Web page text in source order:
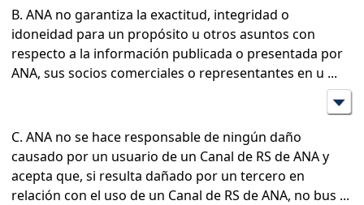
B. ANA no garantiza la exactitud, integridad o
idoneidad para un propósito u otros asuntos con
respecto a la información publicada o presentada por
ANA, sus socios comerciales o representantes en u ...
C. ANA no se hace responsable de ningún daño
causado por un usuario de un Canal de RS de ANA y
acepta que, si resulta dañado por un tercero en
relación con el uso de un Canal de RS de ANA, no bus ...